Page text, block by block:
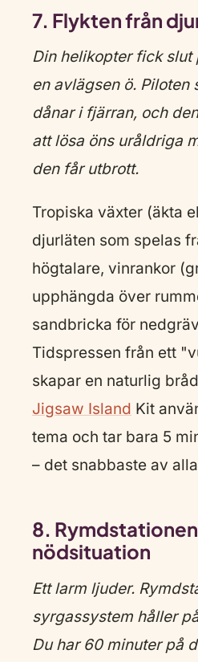
7. Flykten från
Din helikopter fick slut
en avlägsen ö. Piloten
dånar i fjärran, och
att lösa öns uråldriga
den får utbrott.
Tropiska växter (äkta
djurläten som spelas
högtalare, vinrankor
upphängda över
sandbricka för
Tidspressen från ett
skapar en naturlig
Jigsaw Island Kit
tema och tar bara 5
– det snabbaste av
8.
nödsituation
Ett larm ljuder.
syrgassystem håller
Du har 60 minuter på